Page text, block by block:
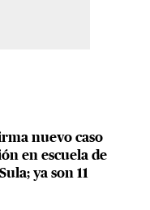
nuevo caso
en escuela de
ya son 11